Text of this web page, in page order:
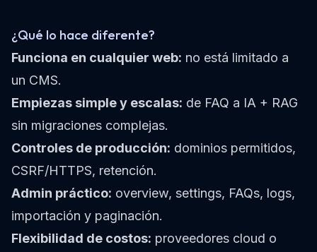
¿Qué lo hace diferente?
Funciona en cualquier web: no está limitado a
un CMS.
Empiezas simple y escalas: de FAQ a IA + RAG
sin migraciones complejas.
Controles de producción: dominios permitidos,
CSRF/HTTPS, retención.
Admin práctico: overview, settings, FAQs, logs,
importación y paginación.
Flexibilidad de costos: proveedores cloud o